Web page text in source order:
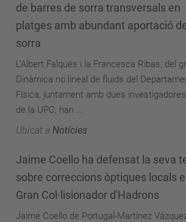
de barres de sorra transversals en
platges amb abundant aportació
sorra
L’Albert Falqués i la Francesca Ribas, del
Dinàmica no lineal de fluids del
Física, juntament amb dues
de la UPC, han ...
Ubicat a Notícies
Jaime Coello ha defensat la seva
sobre correccions òptiques locals
Gran Col·lisionador d'Hadrons
Jaime Coello de Portugal-Martínez